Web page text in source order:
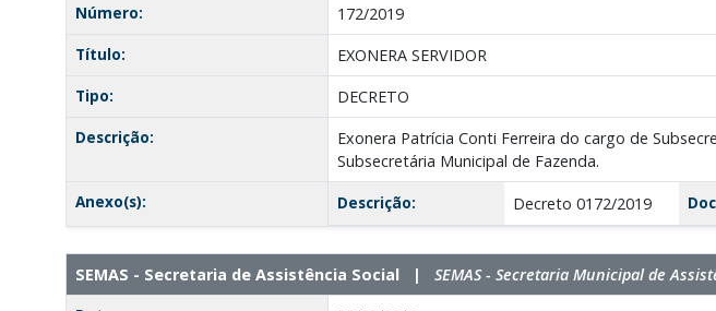
Número:
172/2019
Título:
EXONERA SERVIDOR
Tipo:
DECRETO
Descrição:
Exonera Patrícia Conti Ferreira do cargo de
Subsecretária Municipal de Fazenda.
Anexo(s):
Descrição: Decreto 0172/2019
SEMAS - Secretaria de Assistência Social | SEMAS - Secretaria Municipal de